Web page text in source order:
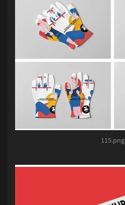
115.png